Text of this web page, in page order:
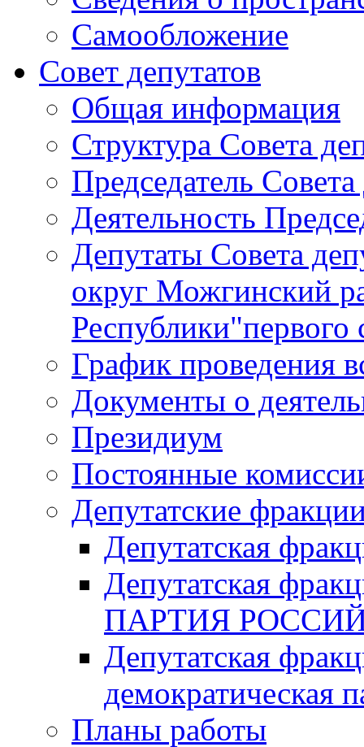
Самообложение
Совет депутатов
Общая информация
Структура Совета
Председатель Совета
Деятельность
Депутаты Совета
округ Можгинский
Республики"первого
График проведения
Документы о
Президиум
Постоянные
Депутатские
Депутатская
Депутатская
ПАРТИЯ
Депутатская
демократическая
Планы работы